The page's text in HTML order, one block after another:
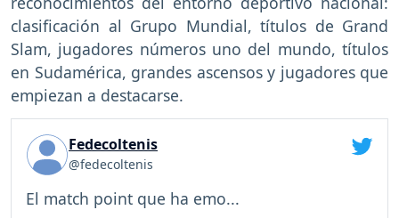
clasificación al Grupo Mundial, títulos de Grand
Slam, jugadores números uno del mundo, títulos
en Sudamérica, grandes ascensos y jugadores que
empiezan a destacarse.
Fedecoltenis
@fedecoltenis
El match point que ha emo...